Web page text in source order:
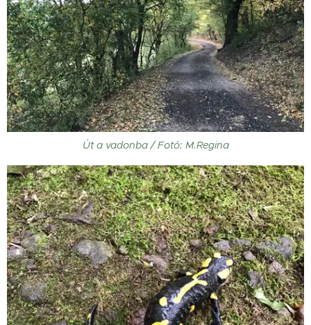
Út a vadonba / Fotó: M.Regina